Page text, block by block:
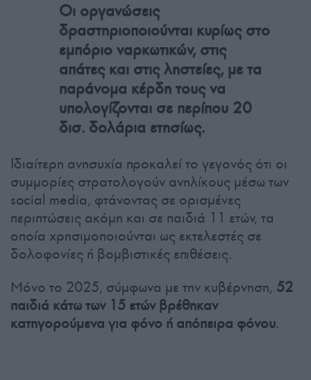
Οι οργανώσεις
δραστηριοποιούνται κυρίως στο
εμπόριο ναρκωτικών, στις
απάτες και στις ληστείες, με τα
παράνομα κέρδη τους να
υπολογίζονται σε περίπου 20
δισ. δολάρια ετησίως.
Ιδιαίτερη ανησυχία προκαλεί το γεγονός ότι οι
συμμορίες στρατολογούν ανηλίκους μέσω των
social media, φτάνοντας σε ορισμένες
περιπτώσεις ακόμη και σε παιδιά 11 ετών, τα
οποία χρησιμοποιούνται ως εκτελεστές σε
δολοφονίες ή βομβιστικές επιθέσεις.
Μόνο το 2025, σύμφωνα με την κυβέρνηση, 52
παιδιά κάτω των 15 ετών βρέθηκαν
κατηγορούμενα για φόνο ή απόπειρα φόνου.